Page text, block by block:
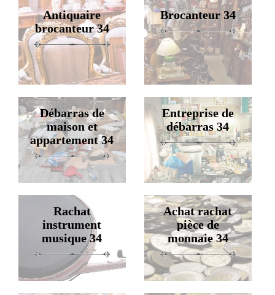
Antiquaire
brocanteur 34
Brocanteur 34
Débarras de
maison et
appartement 34
Entreprise de
débarras 34
Rachat
instrument
musique 34
Achat rachat
pièce de
monnaie 34